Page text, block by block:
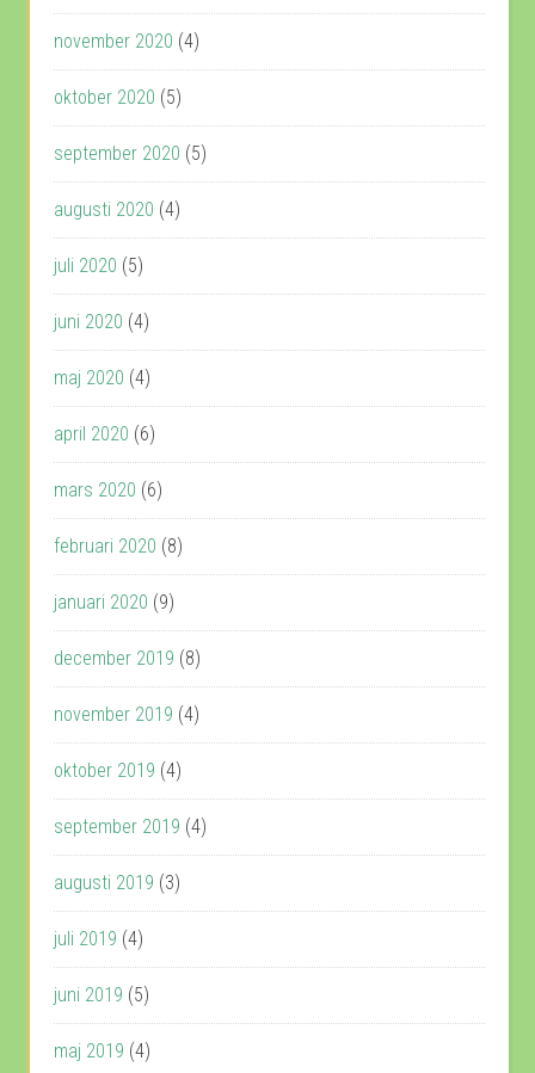
november 2020 (4)
oktober 2020 (5)
september 2020 (5)
augusti 2020 (4)
juli 2020 (5)
juni 2020 (4)
maj 2020 (4)
april 2020 (6)
mars 2020 (6)
februari 2020 (8)
januari 2020 (9)
december 2019 (8)
november 2019 (4)
oktober 2019 (4)
september 2019 (4)
augusti 2019 (3)
juli 2019 (4)
juni 2019 (5)
maj 2019 (4)